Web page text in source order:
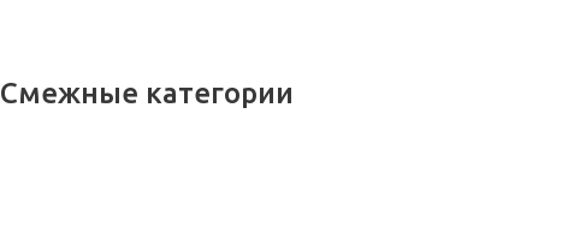
Смежные категории